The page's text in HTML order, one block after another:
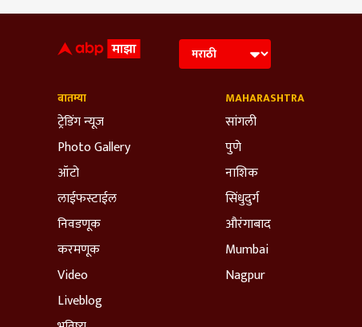
बातम्या
ट्रेडिंग न्यूज
Photo Gallery
ऑटो
लाईफस्टाईल
निवडणूक
करमणूक
Video
Liveblog
MAHARASHTRA
सांगली
पुणे
नाशिक
सिंधुदुर्ग
औरंगाबाद
Mumbai
Nagpur